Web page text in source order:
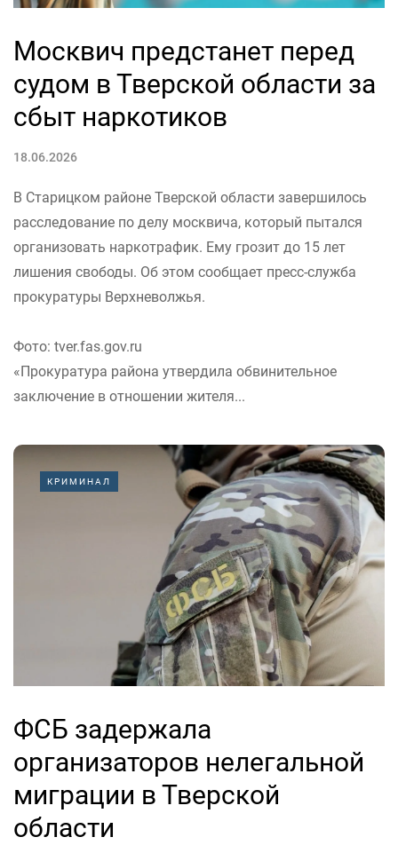
Москвич предстанет перед
судом в Тверской области за
сбыт наркотиков
18.06.2026
В Старицком районе Тверской области завершилось
расследование по делу москвича, который пытался
организовать наркотрафик. Ему грозит до 15 лет
лишения свободы. Об этом сообщает пресс-служба
прокуратуры Верхневолжья.
Фото: tver.fas.gov.ru
«Прокуратура района утвердила обвинительное
заключение в отношении жителя...
КРИМИНАЛ
ФСБ задержала
организаторов нелегальной
миграции в Тверской
области